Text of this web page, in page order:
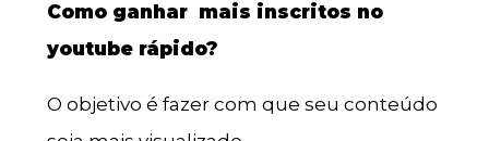
Como ganhar mais inscritos no
youtube rápido?
O objetivo é fazer com que seu conteúdo